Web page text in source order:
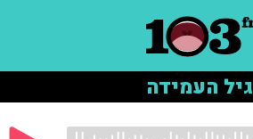
גיל העמידה